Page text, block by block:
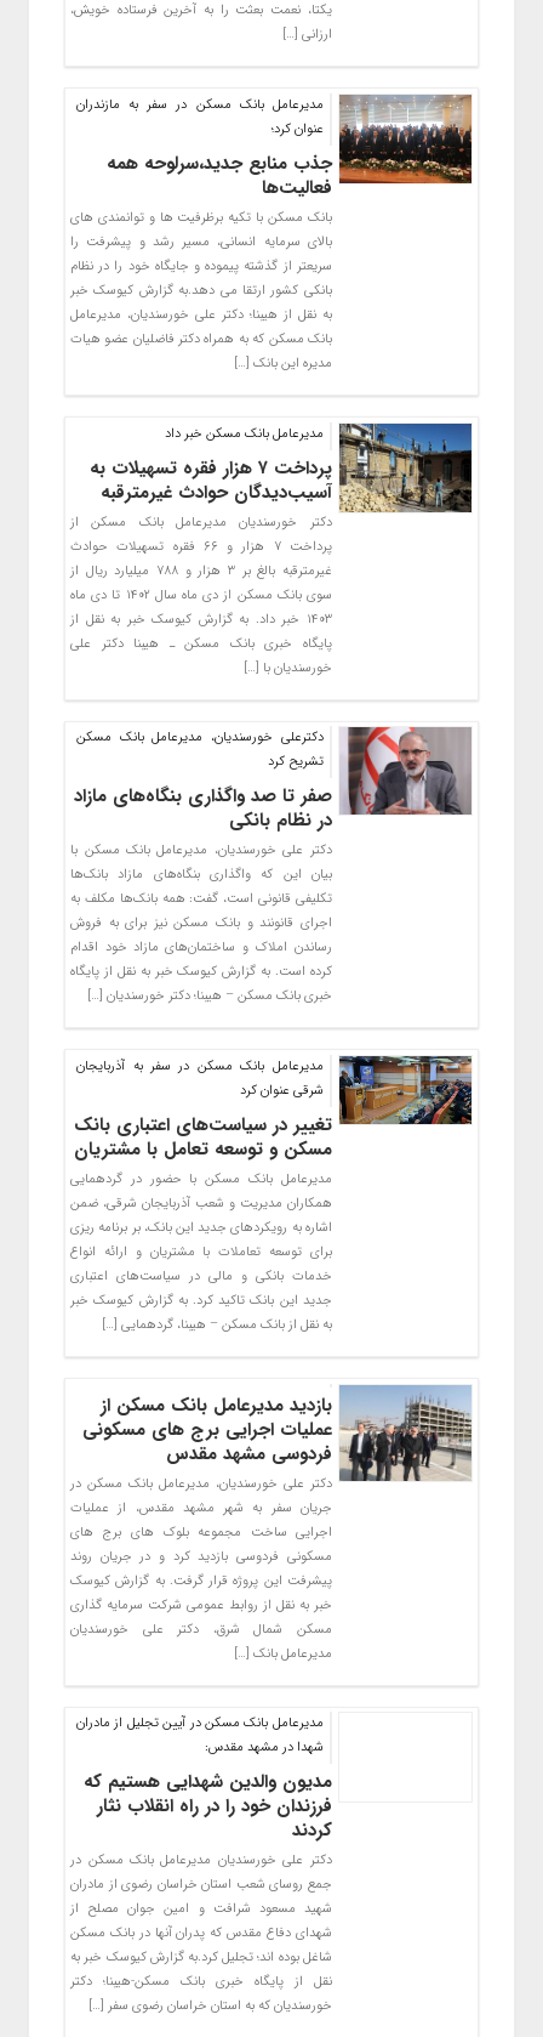
یکتا، نعمت بعثت را به آخرین فرستاده خویش،
ارزانی […]
مدیرعامل بانک مسکن در سفر به مازندران
عنوان کرد؛
جذب منابع جدید،سرلوحه همه
فعالیت‌ها
بانک مسکن با تکیه برظرفیت ها و توانمندی های
بالای سرمایه انسانی، مسیر رشد و پیشرفت را
سریعتر از گذشته پیموده و جایگاه خود را در نظام
بانکی کشور ارتقا می دهد.به گزارش کیوسک خبر
به نقل از هیبنا؛ دکتر علی خورسندیان، مدیرعامل
بانک مسکن که به همراه دکتر فاضلیان عضو هیات
مدیره این بانک […]
مدیرعامل بانک مسکن خبر داد
پرداخت ۷ هزار فقره تسهیلات به
آسیب‌دیدگان حوادث غیرمترقبه
دکتر خورسندیان مدیرعامل بانک مسکن از
پرداخت ۷ هزار و ۶۶ فقره تسهیلات حوادث
غیرمترقبه بالغ بر ۳ هزار و ۷۸۸ میلیارد ریال از
سوی بانک مسکن از دی ماه سال ۱۴۰۲ تا دی ماه
۱۴۰۳ خبر داد. به گزارش کیوسک خبر به نقل از
پایگاه خبری بانک مسکن ـ هیبنا دکتر علی
خورسندیان با […]
دکترعلی خورسندیان، مدیرعامل بانک مسکن
تشریح کرد
صفر تا صد واگذاری بنگاه‌های مازاد
در نظام بانکی
دکتر علی خورسندیان، مدیرعامل بانک مسکن با
بیان این که واگذاری بنگاه‌های مازاد بانک‌ها
تکلیفی قانونی است، گفت: همه بانک‌ها مکلف به
اجرای قانونند و بانک مسکن نیز برای به فروش
رساندن املاک و ساختمان‌های مازاد خود اقدام
کرده است. به گزارش کیوسک خبر به نقل از پایگاه
خبری بانک مسکن – هیبنا؛ دکتر خورسندیان […]
مدیرعامل بانک مسکن در سفر به آذربایجان
شرقی عنوان کرد
تغییر در سیاست‌های اعتباری بانک
مسکن و توسعه تعامل با مشتریان
مدیرعامل بانک مسکن با حضور در گردهمایی
همکاران مدیریت و شعب آذربایجان شرقی، ضمن
اشاره به رویکردهای جدید این بانک، بر برنامه ریزی
برای توسعه تعاملات با مشتریان و ارائه انواع
خدمات بانکی و مالی در سیاست‌های اعتباری
جدید این بانک تاکید کرد. به گزارش کیوسک خبر
به نقل از بانک مسکن – هیبنا، گردهمایی […]
بازدید مدیرعامل بانک مسکن از
عملیات اجرایی برج های مسکونی
فردوسی مشهد مقدس
دکتر علی خورسندیان، مدیرعامل بانک مسکن در
جریان سفر به شهر مشهد مقدس، از عملیات
اجرایی ساخت مجموعه بلوک های برج های
مسکونی فردوسی بازدید کرد و در جریان روند
پیشرفت این پروژه قرار گرفت. به گزارش کیوسک
خبر به نقل از روابط عمومی شرکت سرمایه گذاری
مسکن شمال شرق، دکتر علی خورسندیان
مدیرعامل بانک […]
مدیرعامل بانک مسکن در آیین تجلیل از مادران
شهدا در مشهد مقدس:
مدیون والدین شهدایی هستیم که
فرزندان خود را در راه انقلاب نثار
کردند
دکتر علی خورسندیان مدیرعامل بانک مسکن در
جمع روسای شعب استان خراسان رضوی از مادران
شهید مسعود شرافت و امین جوان مصلح از
شهدای دفاع مقدس که پدران آنها در بانک مسکن
شاغل بوده اند؛ تجلیل کرد.به گزارش کیوسک خبر به
نقل از پایگاه خبری بانک مسکن-هیبنا؛ دکتر
خورسندیان که به استان خراسان رضوی سفر […]